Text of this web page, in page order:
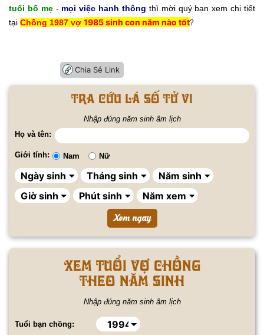
tuổi bố mẹ- mọi việc hanh thông thì mời quý bạn xem chi tiết
tại Chồng 1987 vợ 1985 sinh con năm nào tốt?
Chia Sẻ Link
Tra cứu lá số tử vi
Nhập đúng năm sinh âm lịch
Họ và tên:
Giới tính: Nam Nữ
Xem tuổi vợ chồng
theo năm sinh
Nhập đúng năm sinh âm lịch
Tuổi bạn chồng: